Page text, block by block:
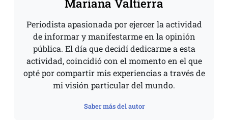
Mariana Valtierra
Periodista apasionada por ejercer la actividad
de informar y manifestarme en la opinión
pública. El día que decidí dedicarme a esta
actividad, coincidió con el momento en el que
opté por compartir mis experiencias a través de
mi visión particular del mundo.
Saber más del autor